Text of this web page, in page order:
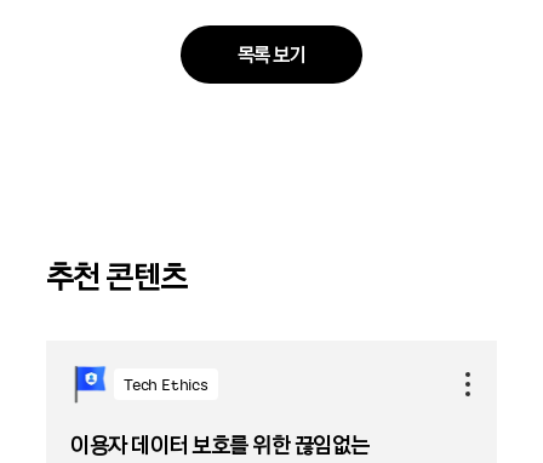
목록 보기
추천 콘텐츠
Tech Ethics
이용자 데이터 보호를 위한 끊임없는